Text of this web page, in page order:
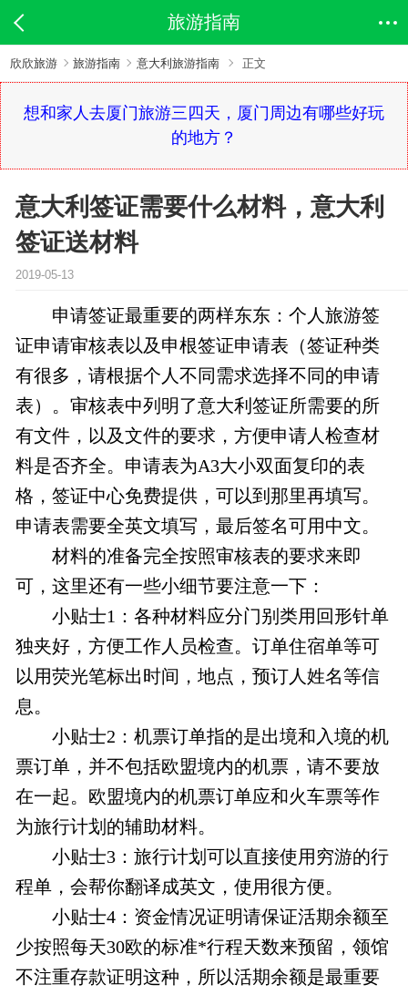
旅游指南
欣欣旅游 旅游指南 意大利旅游指南 正文
想和家人去厦门旅游三四天，厦门周边有哪些好玩
的地方？
意大利签证需要什么材料，意大利
签证送材料
2019-05-13
申请签证最重要的两样东东：个人旅游签
证申请审核表以及申根签证申请表（签证种类
有很多，请根据个人不同需求选择不同的申请
表）。审核表中列明了意大利签证所需要的所
有文件，以及文件的要求，方便申请人检查材
料是否齐全。申请表为A3大小双面复印的表
格，签证中心免费提供，可以到那里再填写。
申请表需要全英文填写，最后签名可用中文。
材料的准备完全按照审核表的要求来即
可，这里还有一些小细节要注意一下：
小贴士1：各种材料应分门别类用回形针单
独夹好，方便工作人员检查。订单住宿单等可
以用荧光笔标出时间，地点，预订人姓名等信
息。
小贴士2：机票订单指的是出境和入境的机
票订单，并不包括欧盟境内的机票，请不要放
在一起。欧盟境内的机票订单应和火车票等作
为旅行计划的辅助材料。
小贴士3：旅行计划可以直接使用穷游的行
程单，会帮你翻译成英文，使用很方便。
小贴士4：资金情况证明请保证活期余额至
少按照每天30欧的标准*行程天数来预留，领馆
不注重存款证明这种，所以活期余额是最重要